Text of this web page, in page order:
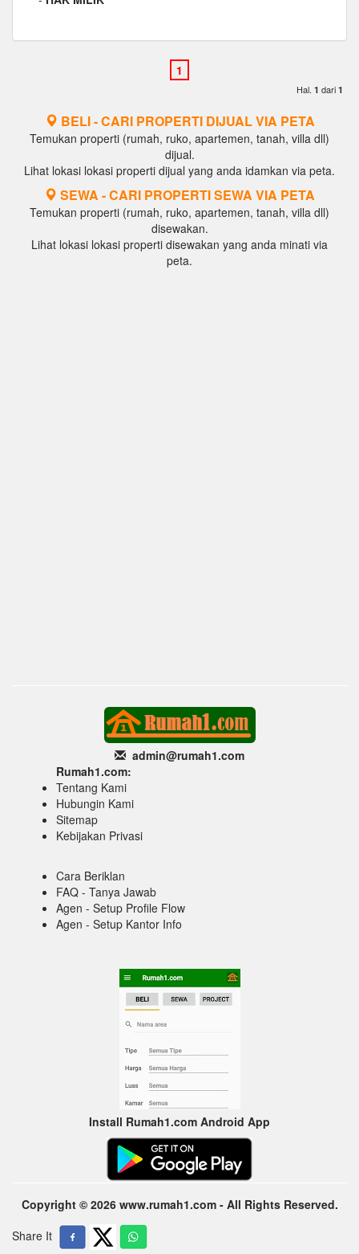
Hal. 1 dari 1
BELI - CARI PROPERTI DIJUAL VIA PETA
Temukan properti (rumah, ruko, apartemen, tanah, villa dll)
dijual.
Lihat lokasi lokasi properti dijual yang anda idamkan via peta.
SEWA - CARI PROPERTI SEWA VIA PETA
Temukan properti (rumah, ruko, apartemen, tanah, villa dll)
disewakan.
Lihat lokasi lokasi properti disewakan yang anda minati via
peta.
admin@rumah1.com
Rumah1.com:
Tentang Kami
Hubungin Kami
Sitemap
Kebijakan Privasi
Cara Beriklan
FAQ - Tanya Jawab
Agen - Setup Profile Flow
Agen - Setup Kantor Info
Install Rumah1.com Android App
Copyright © 2026 www.rumah1.com - All Rights Reserved.
Share It